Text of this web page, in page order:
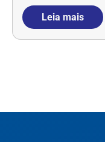
Leia mais